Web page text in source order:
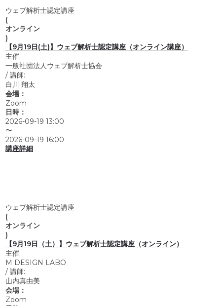
ウェブ解析士認定講座
(
オンライン
)
【9月19日(土)】ウェブ解析士認定講座（オンライン講座）
主催:
一般社団法人ウェブ解析士協会
/ 講師:
白川 翔太
会場：
Zoom
日時：
2026-09-19 13:00
〜
2026-09-19 16:00
講座詳細
ウェブ解析士認定講座
(
オンライン
)
【9月19日（土）】ウェブ解析士認定講座（オンライン）
主催:
M DESIGN LABO
/ 講師:
山内真由美
会場：
Zoom